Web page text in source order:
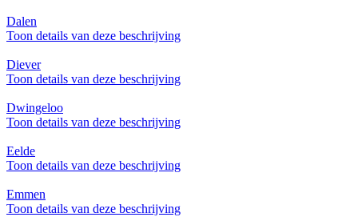
Dalen
Toon details van deze beschrijving
Diever
Toon details van deze beschrijving
Dwingeloo
Toon details van deze beschrijving
Eelde
Toon details van deze beschrijving
Emmen
Toon details van deze beschrijving